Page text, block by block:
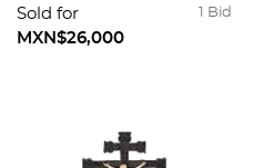
altura.
1 Bid
Sold for
MXN$26,000